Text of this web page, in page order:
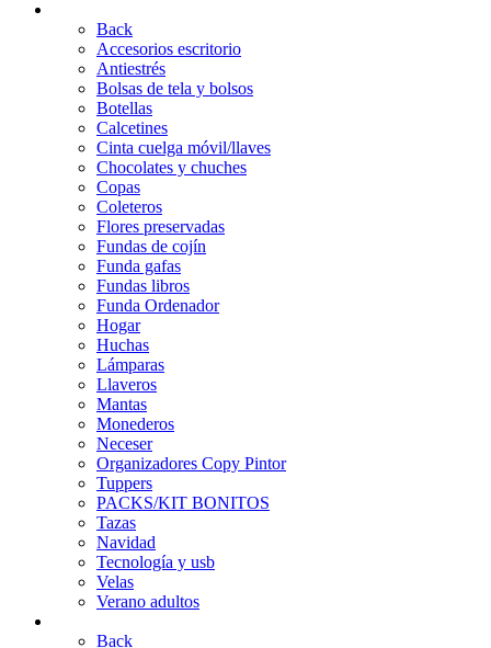
Back
Accesorios escritorio
Antiestrés
Bolsas de tela y bolsos
Botellas
Calcetines
Cinta cuelga móvil/llaves
Chocolates y chuches
Copas
Coleteros
Flores preservadas
Fundas de cojín
Funda gafas
Fundas libros
Funda Ordenador
Hogar
Huchas
Lámparas
Llaveros
Mantas
Monederos
Neceser
Organizadores Copy Pintor
Tuppers
PACKS/KIT BONITOS
Tazas
Navidad
Tecnología y usb
Velas
Verano adultos
Back